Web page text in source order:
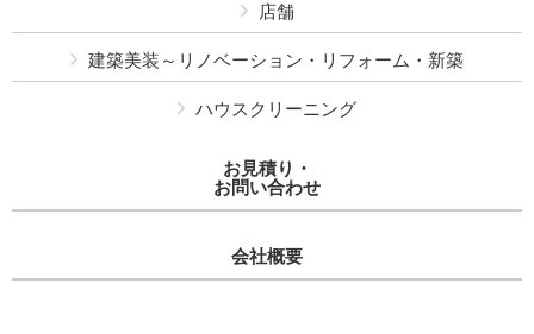
店舗
建築美装～リノベーション・リフォーム・新築
ハウスクリーニング
お見積り・
お問い合わせ
会社概要